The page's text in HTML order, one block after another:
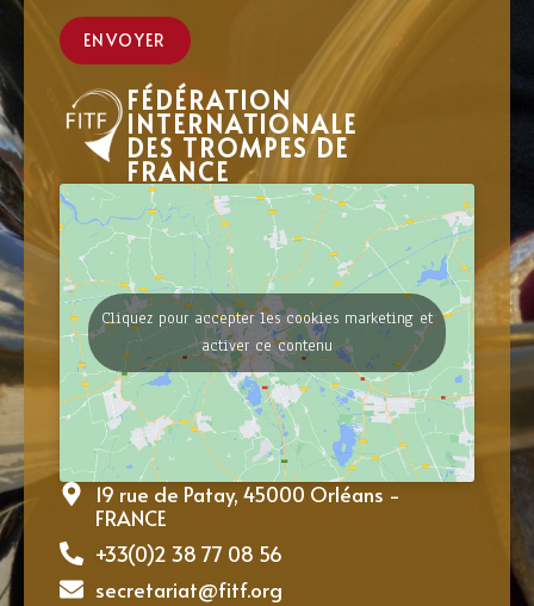
ENVOYER
FÉDÉRATION
INTERNATIONALE
DES TROMPES DE
FRANCE
Cliquez pour accepter les cookies marketing et
activer ce contenu
19 rue de Patay, 45000 Orléans -
FRANCE
+33(0)2 38 77 08 56
secretariat@fitf.org